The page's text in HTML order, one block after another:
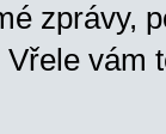
zprávy,
vám